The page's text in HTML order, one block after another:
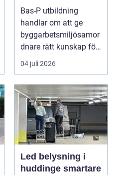
byggarbetsmiljösa
mordnare?
Bas-P utbildning
handlar om att ge
byggarbetsmiljösamor
dnare rätt kunskap för
att pla...
04 juli 2026
Led belysning i
huddinge smartare